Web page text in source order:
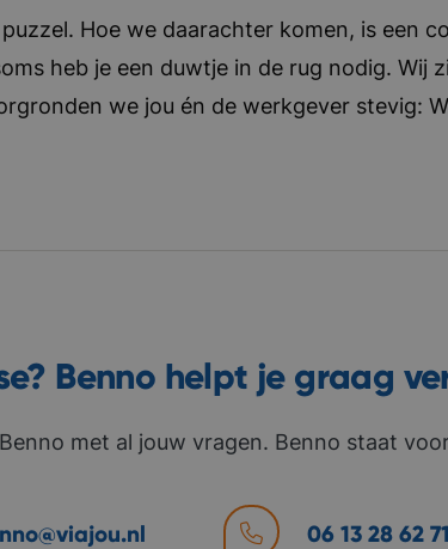
Hoe we daarachter komen, is een
heb je een duwtje in de rug nodig. Wij
we jou én de werkgever stevig:
Benno helpt je graag
met al jouw vragen. Benno staat
06 13 28 62